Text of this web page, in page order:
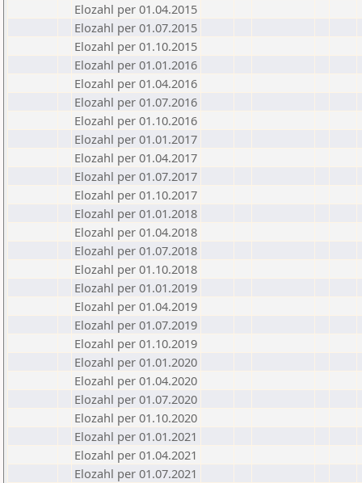
Elozahl per 01.04.2015
Elozahl per 01.07.2015
Elozahl per 01.10.2015
Elozahl per 01.01.2016
Elozahl per 01.04.2016
Elozahl per 01.07.2016
Elozahl per 01.10.2016
Elozahl per 01.01.2017
Elozahl per 01.04.2017
Elozahl per 01.07.2017
Elozahl per 01.10.2017
Elozahl per 01.01.2018
Elozahl per 01.04.2018
Elozahl per 01.07.2018
Elozahl per 01.10.2018
Elozahl per 01.01.2019
Elozahl per 01.04.2019
Elozahl per 01.07.2019
Elozahl per 01.10.2019
Elozahl per 01.01.2020
Elozahl per 01.04.2020
Elozahl per 01.07.2020
Elozahl per 01.10.2020
Elozahl per 01.01.2021
Elozahl per 01.04.2021
Elozahl per 01.07.2021